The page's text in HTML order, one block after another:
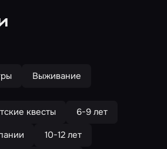
Выживание
квесты
6-9 лет
10-12 лет